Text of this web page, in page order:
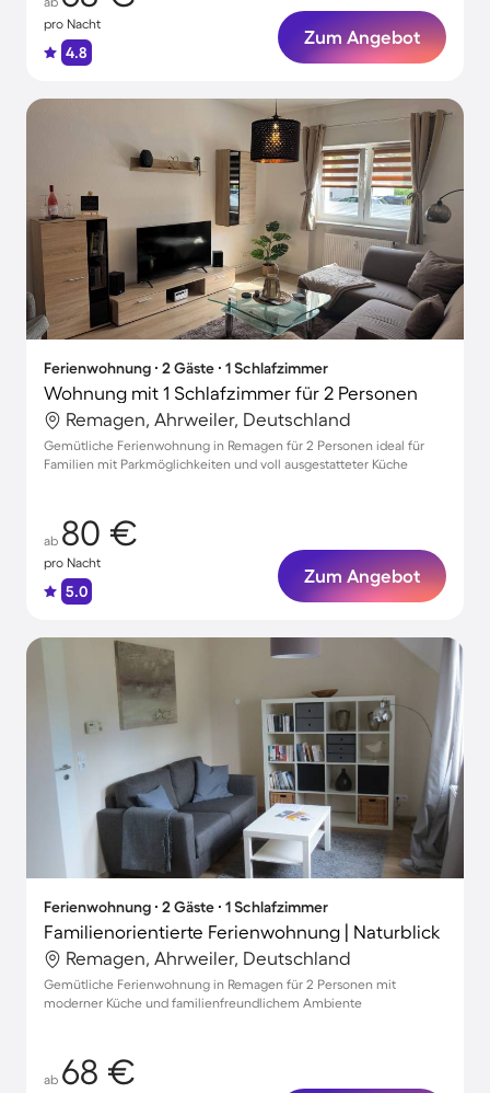
pro Nacht
4.8
Zum Angebot
Ferienwohnung ∙ 2 Gäste ∙ 1 Schlafzimmer
Wohnung mit 1 Schlafzimmer für 2 Personen
Remagen, Ahrweiler, Deutschland
Gemütliche Ferienwohnung in Remagen für 2 Personen ideal für
Familien mit Parkmöglichkeiten und voll ausgestatteter Küche
ab 80 €
pro Nacht
5.0
Zum Angebot
Ferienwohnung ∙ 2 Gäste ∙ 1 Schlafzimmer
Familienorientierte Ferienwohnung | Naturblick
Remagen, Ahrweiler, Deutschland
Gemütliche Ferienwohnung in Remagen für 2 Personen mit
moderner Küche und familienfreundlichem Ambiente
ab 68 €